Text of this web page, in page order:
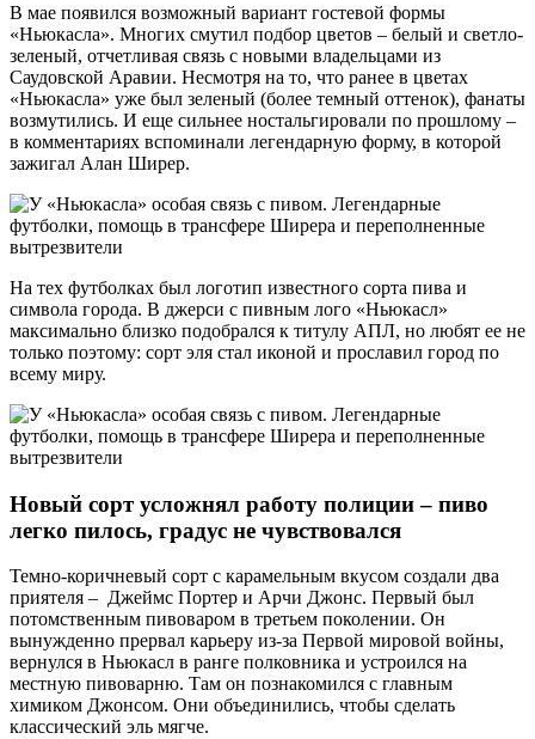
В мае появился возможный вариант гостевой формы
«Ньюкасла». Многих смутил подбор цветов – белый и светло-
зеленый, отчетливая связь с новыми владельцами из
Саудовской Аравии. Несмотря на то, что ранее в цветах
«Ньюкасла» уже был зеленый (более темный оттенок), фанаты
возмутились. И еще сильнее ностальгировали по прошлому –
в комментариях вспоминали легендарную форму, в которой
зажигал Алан Ширер.
На тех футболках был логотип известного сорта пива и
символа города. В джерси с пивным лого «Ньюкасл»
максимально близко подобрался к титулу АПЛ, но любят ее не
только поэтому: сорт эля стал иконой и прославил город по
всему миру.
Новый сорт усложнял работу полиции – пиво
легко пилось, градус не чувствовался
Темно-коричневый сорт с карамельным вкусом создали два
приятеля – Джеймс Портер и Арчи Джонс. Первый был
потомственным пивоваром в третьем поколении. Он
вынужденно прервал карьеру из-за Первой мировой войны,
вернулся в Ньюкасл в ранге полковника и устроился на
местную пивоварню. Там он познакомился с главным
химиком Джонсом. Они объединились, чтобы сделать
классический эль мягче.